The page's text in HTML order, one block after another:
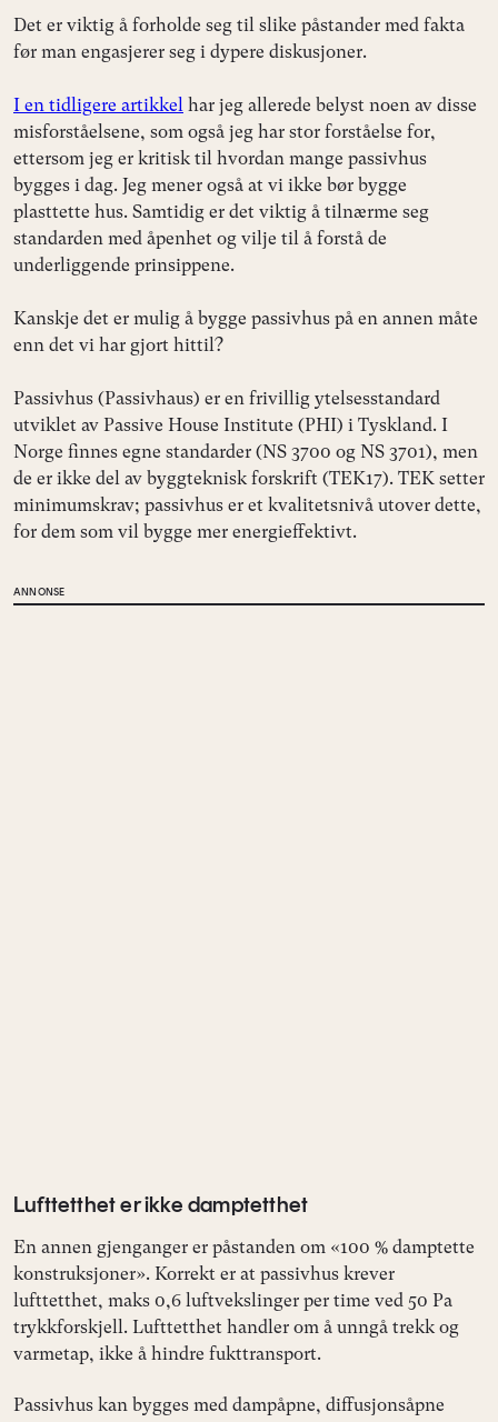
Det er viktig å forholde seg til slike påstander med fakta
før man engasjerer seg i dypere diskusjoner.
I en tidligere artikkel har jeg allerede belyst noen av disse
misforståelsene, som også jeg har stor forståelse for,
ettersom jeg er kritisk til hvordan mange passivhus
bygges i dag. Jeg mener også at vi ikke bør bygge
plasttette hus. Samtidig er det viktig å tilnærme seg
standarden med åpenhet og vilje til å forstå de
underliggende prinsippene.
Kanskje det er mulig å bygge passivhus på en annen måte
enn det vi har gjort hittil?
Passivhus (Passivhaus) er en frivillig ytelsesstandard
utviklet av Passive House Institute (PHI) i Tyskland. I
Norge finnes egne standarder (NS 3700 og NS 3701), men
de er ikke del av byggteknisk forskrift (TEK17). TEK setter
minimumskrav; passivhus er et kvalitetsnivå utover dette,
for dem som vil bygge mer energieffektivt.
ANNONSE
Lufttetthet er ikke damptetthet
En annen gjenganger er påstanden om «100 % damptette
konstruksjoner». Korrekt er at passivhus krever
lufttetthet, maks 0,6 luftvekslinger per time ved 50 Pa
trykkforskjell. Lufttetthet handler om å unngå trekk og
varmetap, ikke å hindre fukttransport.
Passivhus kan bygges med dampåpne, diffusjonsåpne